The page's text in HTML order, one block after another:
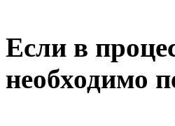
Если в
необходимо